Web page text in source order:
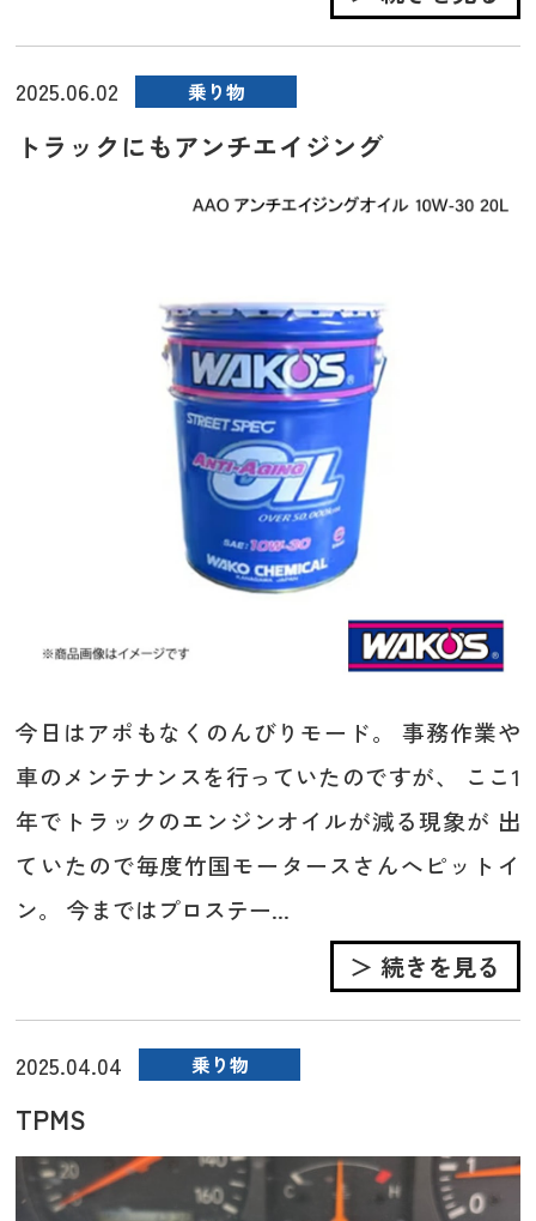
2025.06.02 乗り物
トラックにもアンチエイジング
今日はアポもなくのんびりモード。 事務作業や
車のメンテナンスを行っていたのですが、 ここ1
年でトラックのエンジンオイルが減る現象が 出
ていたので毎度竹国モータースさんへピットイ
ン。 今まではプロステー...
＞ 続きを見る
2025.04.04 乗り物
TPMS